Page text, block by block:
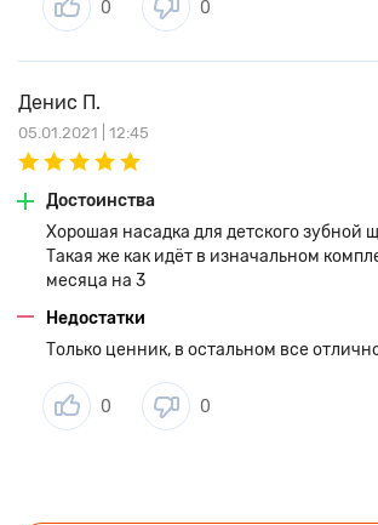
0 0
Денис П.
05.01.2021 | 12:45
Достоинства
Хорошая насадка для детского зубной
Такая же как идёт в изначальном
месяца на 3
Недостатки
Только ценник, в остальном все
0 0